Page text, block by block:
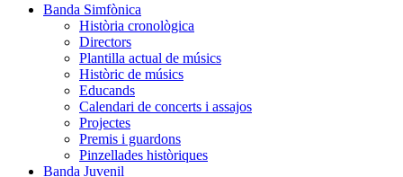
Banda Simfònica
Història cronològica
Directors
Plantilla actual de músics
Històric de músics
Educands
Calendari de concerts i assajos
Projectes
Premis i guardons
Pinzellades històriques
Banda Juvenil